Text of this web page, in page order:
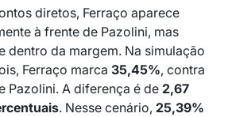
diretos, Ferraço aparece
à frente de Pazolini, mas
dentro da margem. Na simulação
Ferraço marca 35,45%, contra
Pazolini. A diferença é de 2,67
. Nesse cenário, 25,39%